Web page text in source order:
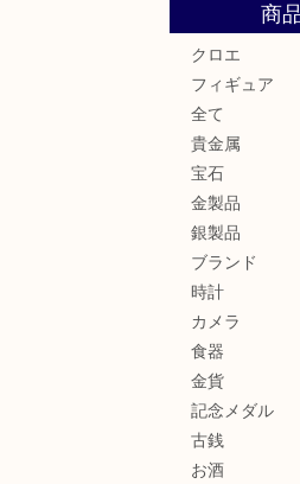
商
クロエ
フィギュア
全て
貴金属
宝石
金製品
銀製品
ブランド
時計
カメラ
食器
金貨
記念メダル
古銭
お酒